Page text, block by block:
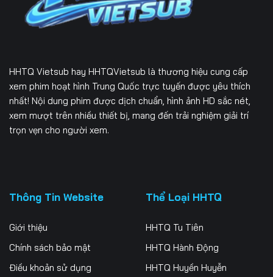
Tập 166 Tập 167 Tập 168
Tập 169
Tập 175 Tập 176 Tập 177
Tập 178 Tập 179 Tập 180
Tập 181
Tập 187 Tập 189
Tập 193 Tập 194 Tập 195
Tập 196 Tập 197 Tập 198
HHTQ Vietsub hay HHTQVietsub là thương hiệu cung cấp
xem phim hoạt hình Trung Quốc trực tuyến được yêu thích
nhất! Nội dung phim được dịch chuẩn, hình ảnh HD sắc nét,
xem mượt trên nhiều thiết bị, mang đến trải nghiệm giải trí
trọn vẹn cho người xem.
Thông Tin Website
Giới thiệu
Chính sách bảo mật
Điều khoản sử dụng
Thể Loại HHTQ
HHTQ Tu Tiên
HHTQ Hành Động
HHTQ Huyền Huyễn